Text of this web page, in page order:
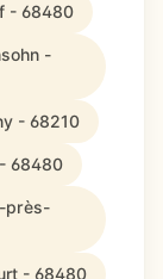
- 68480
-
- 68210
68480
près-
- 68480